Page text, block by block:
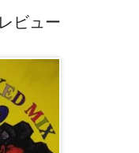
ビュー